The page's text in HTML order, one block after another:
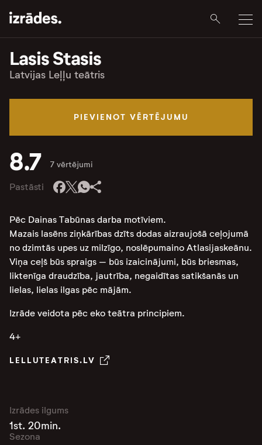
Lasis Stasis
Latvijas Leļļu teātris
PIEVIENOT VĒRTĒJUMU
8.7 7 vērtējumi
Pastāsti
Pēc Dainas Tabūnas darba motīviem.
Mazais lasēns ziņkārības dzīts dodas aizraujošā ceļojumā
no dzimtās upes uz milzīgo, noslēpumaino Atlasijaskeānu.
Viņa ceļš būs spraigs – būs izaicinājumi, būs briesmas,
liktenīga draudzība, jautrība, negaidītas satikšanās un
lielas, lielas ilgas pēc mājām.
Izrāde veidota pēc eko teātra principiem.
4+
LELLUTEATRIS.LV
Izrādes ilgums
1st. 20min.
Sezona